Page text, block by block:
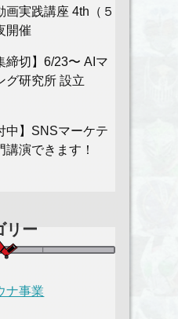
画実践講座 4th（５
開催
締切】6/23〜 AIマ
グ研究所 設立
中】SNSマーケテ
講演できます！
リー
ナ事業